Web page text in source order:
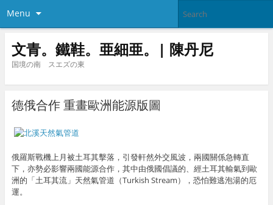
Menu
文青。鐵鞋。亜細亜。| 陳丹尼
国境の南 スエズの東
德俄合作 重畫歐洲能源版圖
俄羅斯戰機上月被土耳其擊落，引發軒然外交風波，兩國關係急轉直
下，亦勢必影響兩國能源合作，其中由俄國倡議的、經土耳其輸氣到歐
洲的「土耳其流」天然氣管道（Turkish Stream），恐怕難逃泡湯的厄
運。